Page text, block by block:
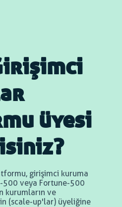
üyesi
girişimci kuruma
500 veya Fortune-500
kurumların ve
(scale-up'lar) üyeliğine